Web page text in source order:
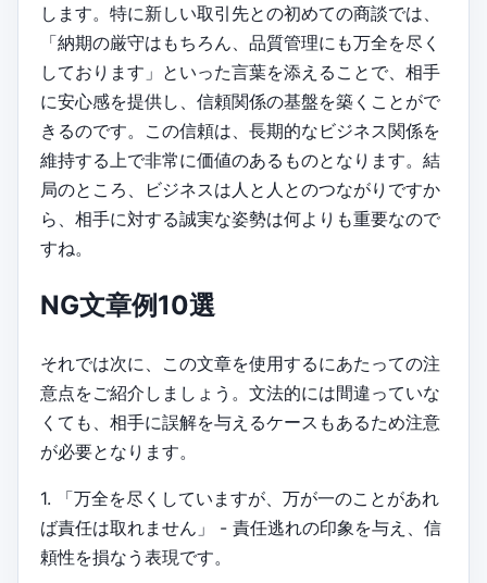
します。特に新しい取引先との初めての商談では、
「納期の厳守はもちろん、品質管理にも万全を尽く
しております」といった言葉を添えることで、相手
に安心感を提供し、信頼関係の基盤を築くことがで
きるのです。この信頼は、長期的なビジネス関係を
維持する上で非常に価値のあるものとなります。結
局のところ、ビジネスは人と人とのつながりですか
ら、相手に対する誠実な姿勢は何よりも重要なので
すね。
NG文章例10選
それでは次に、この文章を使用するにあたっての注
意点をご紹介しましょう。文法的には間違っていな
くても、相手に誤解を与えるケースもあるため注意
が必要となります。
1. 「万全を尽くしていますが、万が一のことがあれ
ば責任は取れません」 - 責任逃れの印象を与え、信
頼性を損なう表現です。